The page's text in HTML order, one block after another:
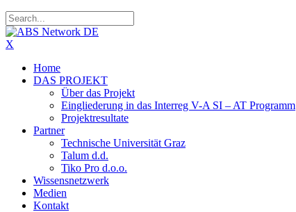
X
Home
DAS PROJEKT
Über das Projekt
Eingliederung in das Interreg V-A SI – AT Programm
Projektresultate
Partner
Technische Universität Graz
Talum d.d.
Tiko Pro d.o.o.
Wissensnetzwerk
Medien
Kontakt